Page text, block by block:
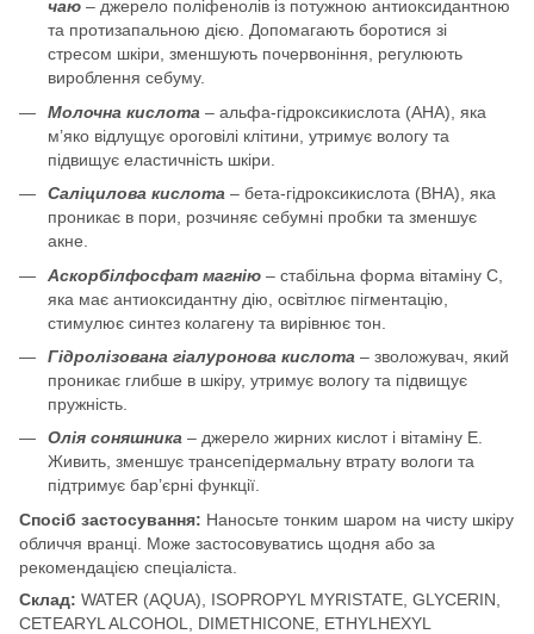
чаю – джерело поліфенолів із потужною антиоксидантною
та протизапальною дією. Допомагають боротися зі
стресом шкіри, зменшують почервоніння, регулюють
вироблення себуму.
Молочна кислота – альфа-гідроксикислота (AHA), яка
м’яко відлущує ороговілі клітини, утримує вологу та
підвищує еластичність шкіри.
Саліцилова кислота – бета-гідроксикислота (BHA), яка
проникає в пори, розчиняє себумні пробки та зменшує
акне.
Аскорбілфосфат магнію – стабільна форма вітаміну С,
яка має антиоксидантну дію, освітлює пігментацію,
стимулює синтез колагену та вирівнює тон.
Гідролізована гіалуронова кислота – зволожувач, який
проникає глибше в шкіру, утримує вологу та підвищує
пружність.
Олія соняшника – джерело жирних кислот і вітаміну Е.
Живить, зменшує трансепідермальну втрату вологи та
підтримує бар’єрні функції.
Спосіб застосування: Наносьте тонким шаром на чисту шкіру
обличчя вранці. Може застосовуватись щодня або за
рекомендацією спеціаліста.
Склад: WATER (AQUA), ISOPROPYL MYRISTATE, GLYCERIN,
CETEARYL ALCOHOL, DIMETHICONE, ETHYLHEXYL